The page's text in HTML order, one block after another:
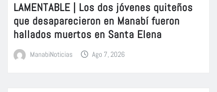
LAMENTABLE | Los dos jóvenes quiteños
que desaparecieron en Manabí fueron
hallados muertos en Santa Elena
ManabiNoticias Ago 7, 2026